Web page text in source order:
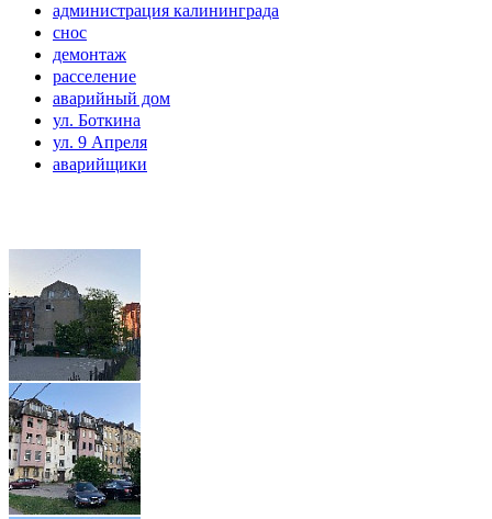
администрация калининграда
снос
демонтаж
расселение
аварийный дом
ул. Боткина
ул. 9 Апреля
аварийщики